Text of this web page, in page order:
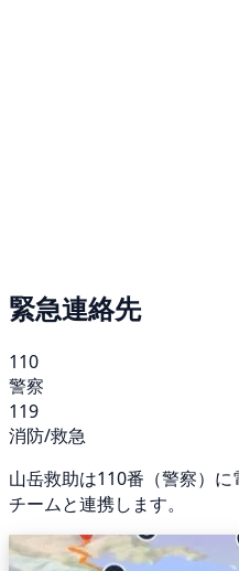
緊急連絡先
110
警察
119
消防/救急
山岳救助は110番（警察）
チームと連携します。